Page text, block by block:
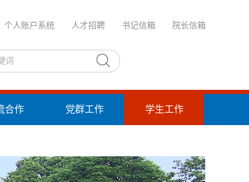
个人账户系统 人才招聘 书记信箱 院长信箱
合作 党群工作 学生工作